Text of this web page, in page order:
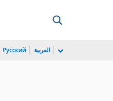
Русский العربية